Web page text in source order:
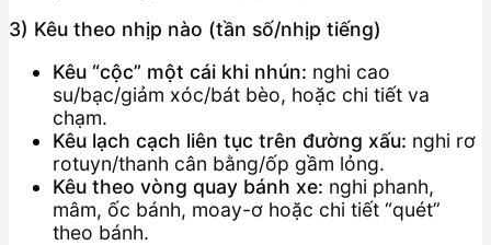
3) Kêu theo nhịp nào (tần số/nhịp tiếng)
Kêu “cộc” một cái khi nhún: nghi cao
su/bạc/giảm xóc/bát bèo, hoặc chi tiết va
chạm.
Kêu lạch cạch liên tục trên đường xấu: nghi rơ
rotuyn/thanh cân bằng/ốp gầm lỏng.
Kêu theo vòng quay bánh xe: nghi phanh,
mâm, ốc bánh, moay-ơ hoặc chi tiết “quét”
theo bánh.